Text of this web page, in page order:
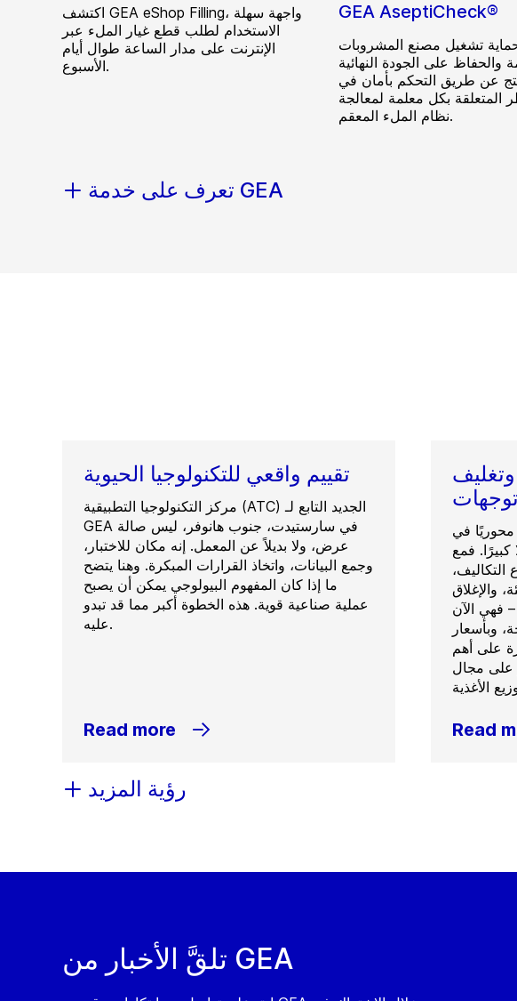
اكتشف GEA eShop Filling، واجهة سهلة
الاستخدام لطلب قطع غيار الملء عبر
الإنترنت على مدار الساعة طوال أيام
الأسبوع.
GEA AseptiCheck®
تشغيل مصنع المشروبات
والحفاظ على الجودة النهائية
عن طريق التحكم بأمان في
المتعلقة بكل معلمة لمعالجة
نظام الملء المعقم.
تعرف على خدمة GEA
تقييم واقعي للتكنولوجيا الحيوية
مركز التكنولوجيا التطبيقية (ATC) الجديد التابع لـ
GEA في سارستيدت، جنوب هانوفر، ليس صالة
عرض، ولا بديلاً عن المعمل. إنه مكان للاختبار،
وجمع البيانات، واتخاذ القرارات المبكرة. وهنا يتضح
ما إذا كان المفهوم البيولوجي يمكن أن يصبح
عملية صناعية قوية. هذه الخطوة أكبر مما قد تبدو
عليه.
Read more
توجهات
محوريًا في
كبيرًا. فمع
التكاليف،
والإغلاق
فهي الآن
وبأسعار
على أهم
على مجال
Read
رؤية المزيد
تلقَّ الأخبار من GEA